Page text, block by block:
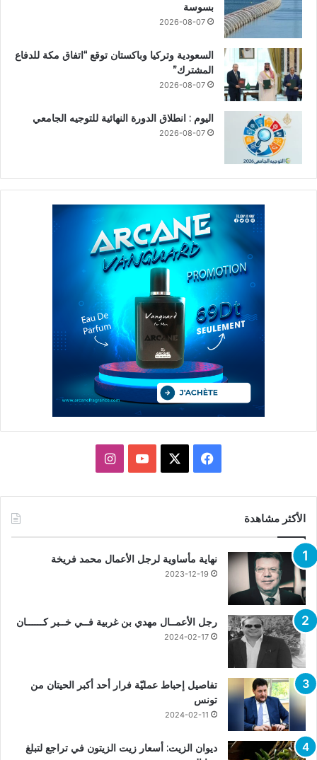
بسوسة
2026-08-07
السعودية وتركيا وباكستان توقع “اتفاق مكة للدفاع
المشترك”
2026-08-07
اليوم : انطلاق الدورة النهائية للتوجيه الجامعي
2026-08-07
فيسبوك يوتيوبانستقرام
الأكثر مشاهدة
نهاية مأساوية لرجل الأعمال محمد فريخة
2023-12-19
رجل الأعمــال مهدي بن غربية فــي خــبر كــــــان
2024-02-17
تفاصيل إحباط عمليّة فرار أحد أكبر الحيتان من
تونس
2024-02-11
ديوان الزيت: أسعار زيت الزيتون في تراجع لتبلغ